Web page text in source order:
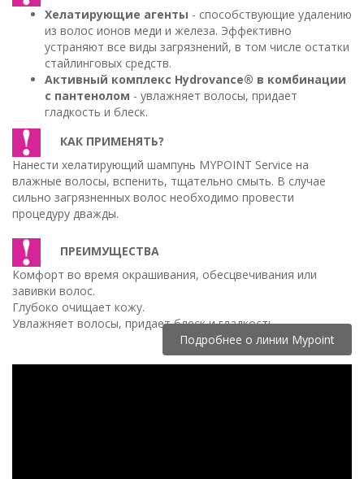
Хелатирующие агенты - способствующие удалению
из волос ионов меди и железа. Эффективно
устраняют все виды загрязнений, в том числе остатки
стайлинговых средств.
Активный комплекс Hydrovance® в комбинации
с пантенолом - увлажняет волосы, придает
гладкость и блеск.
КАК ПРИМЕНЯТЬ?
Нанести хелатирующий шампунь MYPOINT Service на
влажные волосы, вспенить, тщательно смыть. В случае
сильно загрязненных волос необходимо провести
процедуру дважды.
ПРЕИМУЩЕСТВА
Комфорт во время окрашивания, обесцвечивания или
завивки волос.
Глубоко очищает кожу.
Увлажняет волосы, придает блеск и гладкость.
Подробнее о линии Mypoint